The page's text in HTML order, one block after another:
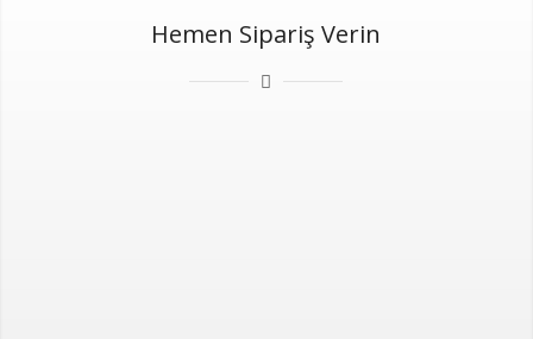
Hemen Sipariş Verin